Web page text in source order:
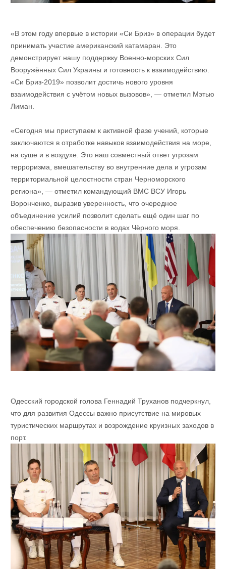
«В этом году впервые в истории «Си Бриз» в операции будет
принимать участие американский катамаран. Это
демонстрирует нашу поддержку Военно-морских Сил
Вооружённых Сил Украины и готовность к взаимодействию.
«Си Бриз-2019» позволит достичь нового уровня
взаимодействия с учётом новых вызовов», — отметил Мэтью
Лиман.
«Сегодня мы приступаем к активной фазе учений, которые
заключаются в отработке навыков взаимодействия на море,
на суше и в воздухе. Это наш совместный ответ угрозам
терроризма, вмешательству во внутренние дела и угрозам
территориальной целостности стран Черноморского
региона», — отметил командующий ВМС ВСУ Игорь
Воронченко, выразив уверенность, что очередное
объединение усилий позволит сделать ещё один шаг по
обеспечению безопасности в водах Чёрного моря.
Одесский городской голова Геннадий Труханов подчеркнул,
что для развития Одессы важно присутствие на мировых
туристических маршрутах и возрождение круизных заходов в
порт.